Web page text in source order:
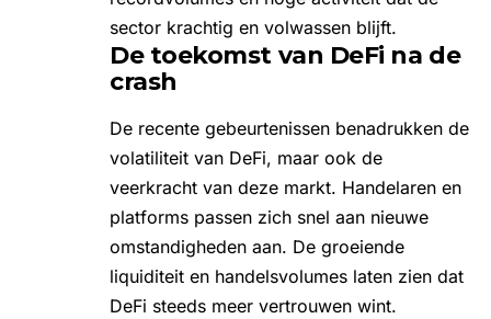
sector krachtig en volwassen blijft.
De toekomst van DeFi na de
crash
De recente gebeurtenissen benadrukken de
volatiliteit van DeFi, maar ook de
veerkracht van deze markt. Handelaren en
platforms passen zich snel aan nieuwe
omstandigheden aan. De groeiende
liquiditeit en handelsvolumes laten zien dat
DeFi steeds meer vertrouwen wint.